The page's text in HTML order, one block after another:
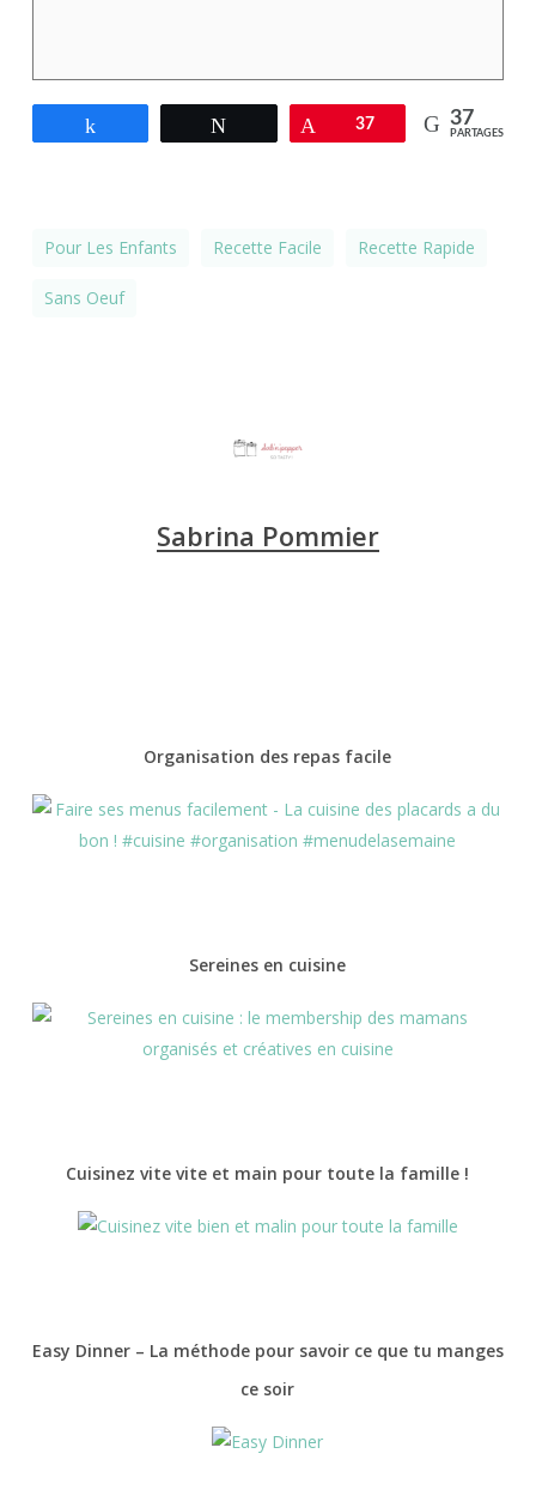
Tweetez Épingle
37 37
PARTAGES
Pour Les Enfants Recette Facile Recette Rapide
Sans Oeuf
Sabrina Pommier
Organisation des repas facile
Sereines en cuisine
Cuisinez vite vite et main pour toute la famille !
Easy Dinner – La méthode pour savoir ce que tu manges
ce soir